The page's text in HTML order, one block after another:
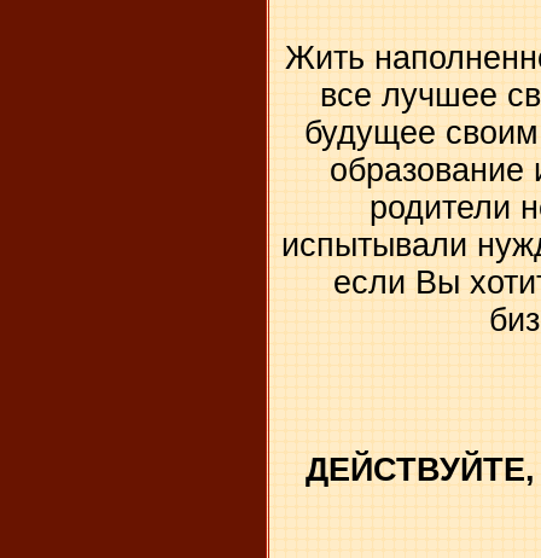
Жить
все лучшее
будущее
образование
родители
испытывали
если Вы